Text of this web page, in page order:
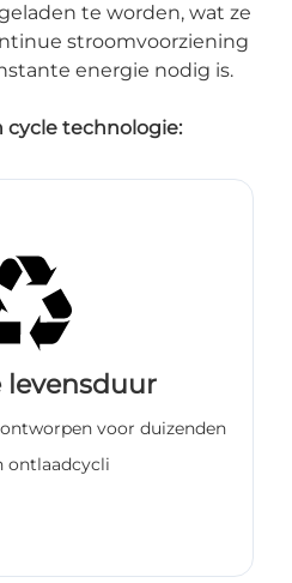
te worden, wat ze
stroomvoorziening
energie nodig is.
cycle technologie:
levensduur
voor duizenden
ontlaadcycli